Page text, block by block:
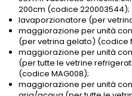
200cm (codice 220003544);
lavaporzionatore (per
maggiorazione per unità
(per vetrina gelato) (codice
maggiorazione per unità
(per tutte le vetrine
(codice MAG008);
maggiorazione per unità